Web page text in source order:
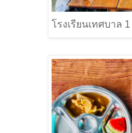
โรงเรียนเทศบาล 1